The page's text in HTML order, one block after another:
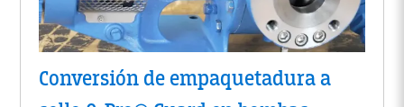
Conversión de empaquetadura a